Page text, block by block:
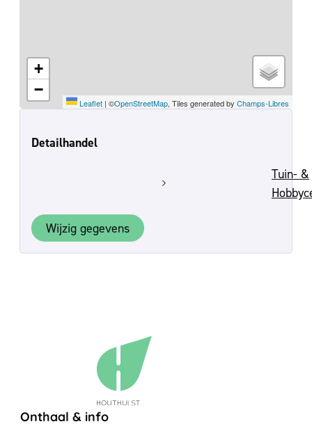
+
−
Leaflet | ©OpenStreetMap, Tiles generated by Champs-Libres
Detailhandel
Tuin- &
Wijzig gegevens
Contact & openingsuren
Onthaal & info